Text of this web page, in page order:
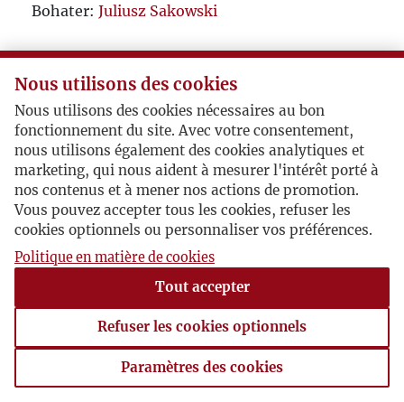
Bohater: Juliusz Sakowski
Nous utilisons des cookies
Nous utilisons des cookies nécessaires au bon
fonctionnement du site. Avec votre consentement,
nous utilisons également des cookies analytiques et
marketing, qui nous aident à mesurer l'intérêt porté à
nos contenus et à mener nos actions de promotion.
Vous pouvez accepter tous les cookies, refuser les
cookies optionnels ou personnaliser vos préférences.
Politique en matière de cookies
Tout accepter
Refuser les cookies optionnels
Paramètres des cookies
Paramètres des cookies